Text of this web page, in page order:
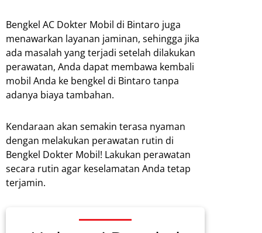
Bengkel AC Dokter Mobil di Bintaro juga
menawarkan layanan jaminan, sehingga jika
ada masalah yang terjadi setelah dilakukan
perawatan, Anda dapat membawa kembali
mobil Anda ke bengkel di Bintaro tanpa
adanya biaya tambahan.
Kendaraan akan semakin terasa nyaman
dengan melakukan perawatan rutin di
Bengkel Dokter Mobil! Lakukan perawatan
secara rutin agar keselamatan Anda tetap
terjamin.